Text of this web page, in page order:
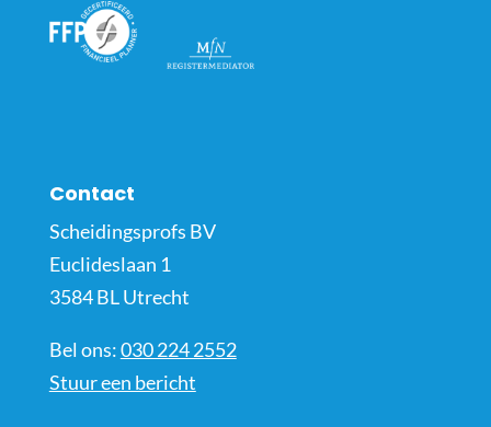
Contact
Scheidingsprofs BV
Euclideslaan 1
3584 BL Utrecht
Bel ons:030 224 2552
Stuur een bericht